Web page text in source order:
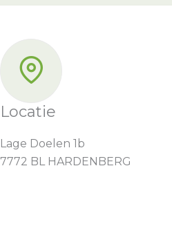
Locatie
Lage Doelen 1b
7772 BL HARDENBERG